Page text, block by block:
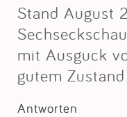
Stand August
mit Ausguck
gutem Zustand
Antworten